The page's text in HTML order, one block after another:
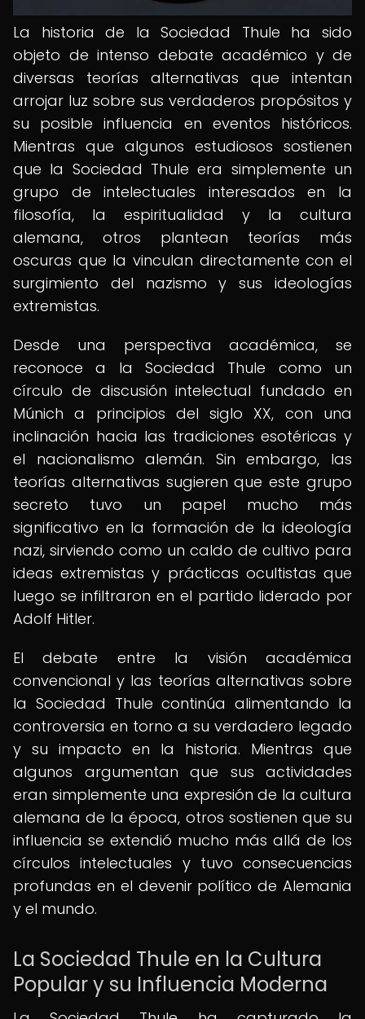
La historia de la Sociedad Thule ha sido
objeto de intenso debate académico y de
diversas teorías alternativas que intentan
arrojar luz sobre sus verdaderos propósitos y
su posible influencia en eventos históricos.
Mientras que algunos estudiosos sostienen
que la Sociedad Thule era simplemente un
grupo de intelectuales interesados en la
filosofía, la espiritualidad y la cultura
alemana, otros plantean teorías más
oscuras que la vinculan directamente con el
surgimiento del nazismo y sus ideologías
extremistas.
Desde una perspectiva académica, se
reconoce a la Sociedad Thule como un
círculo de discusión intelectual fundado en
Múnich a principios del siglo XX, con una
inclinación hacia las tradiciones esotéricas y
el nacionalismo alemán. Sin embargo, las
teorías alternativas sugieren que este grupo
secreto tuvo un papel mucho más
significativo en la formación de la ideología
nazi, sirviendo como un caldo de cultivo para
ideas extremistas y prácticas ocultistas que
luego se infiltraron en el partido liderado por
Adolf Hitler.
El debate entre la visión académica
convencional y las teorías alternativas sobre
la Sociedad Thule continúa alimentando la
controversia en torno a su verdadero legado
y su impacto en la historia. Mientras que
algunos argumentan que sus actividades
eran simplemente una expresión de la cultura
alemana de la época, otros sostienen que su
influencia se extendió mucho más allá de los
círculos intelectuales y tuvo consecuencias
profundas en el devenir político de Alemania
y el mundo.
La Sociedad Thule en la Cultura
Popular y su Influencia Moderna